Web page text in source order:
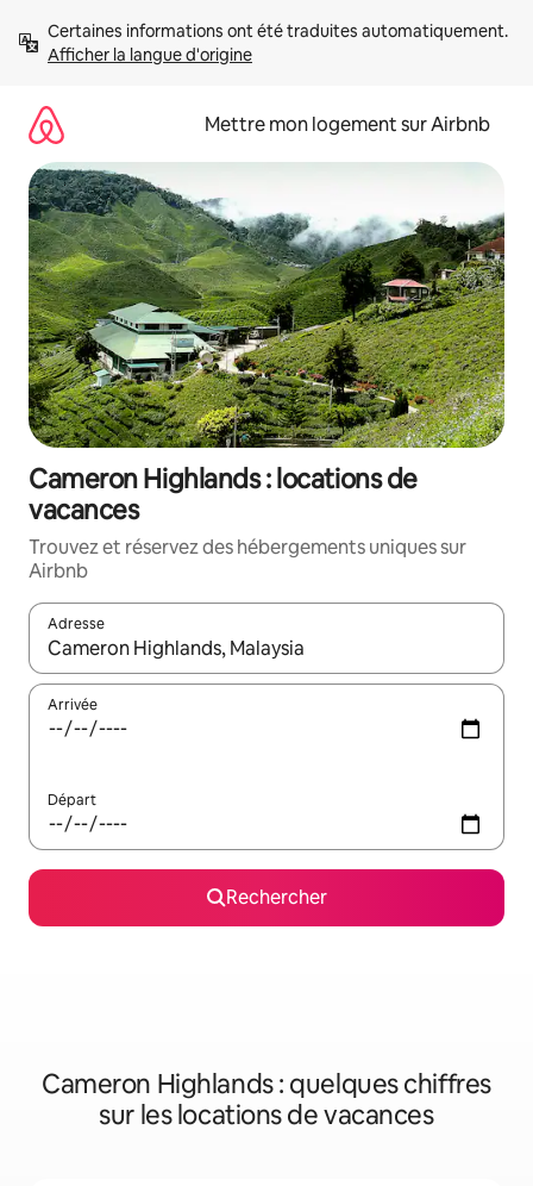
directement
Afficher la langue d'origine
Mettre mon logement sur Airbnb
Cameron Highlands : locations de
vacances
Trouvez et réservez des hébergements uniques sur
Airbnb
Adresse
Lorsque les résultats s'affichent, utilisez les flèches vers le
Arrivée
Départ
Rechercher
Cameron Highlands : quelques chiffres
sur les locations de vacances